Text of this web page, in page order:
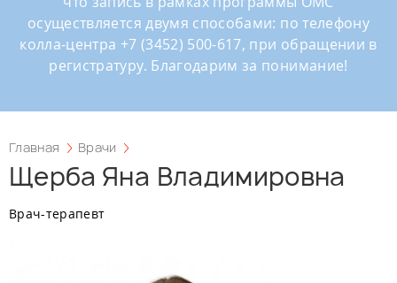
осуществляется двумя способами: по телефону
колла-центра +7 (3452) 500-617, при обращении в
регистратуру. Благодарим за понимание!
Главная Врачи
Щерба Яна Владимировна
Врач-терапевт